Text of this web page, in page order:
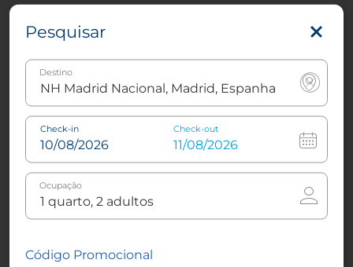
3.41km
Ver mapa
(jardim vertical)
Casa de Campo
5.37km
Ver mapa
Museu Cerralbo
Ver mapa
Estação de Chamartim
Ver mapa
Chamberí
Pesquisar
Destino
Check-in Check-out
Ocupação
Código Promocional